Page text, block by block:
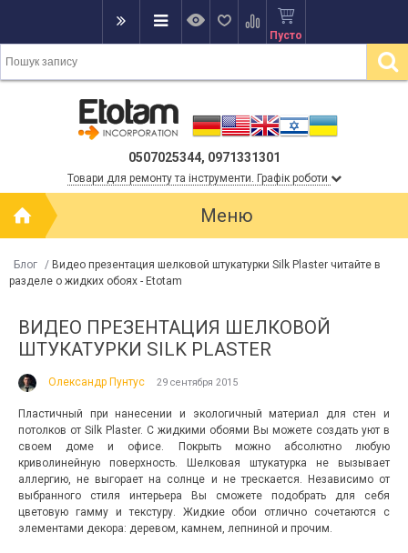
Пусто
0507025344, 0971331301
Товари для ремонту та інструменти. Графік роботи
Меню
Блог / Видео презентация шелковой штукатурки Silk Plaster читайте в
разделе о жидких обоях - Etotam
ВИДЕО ПРЕЗЕНТАЦИЯ ШЕЛКОВОЙ
ШТУКАТУРКИ SILK PLASTER
Олександр Пунтус 29 сентября 2015
Пластичный при нанесении и экологичный материал для стен и
потолков от Silk Plaster. С жидкими обоями Вы можете создать уют в
своем доме и офисе. Покрыть можно абсолютно любую
криволинейную поверхность. Шелковая штукатурка не вызывает
аллергию, не выгорает на солнце и не трескается. Независимо от
выбранного стиля интерьера Вы сможете подобрать для себя
цветовую гамму и текстуру. Жидкие обои отлично сочетаются с
элементами декора: деревом, камнем, лепниной и прочим.